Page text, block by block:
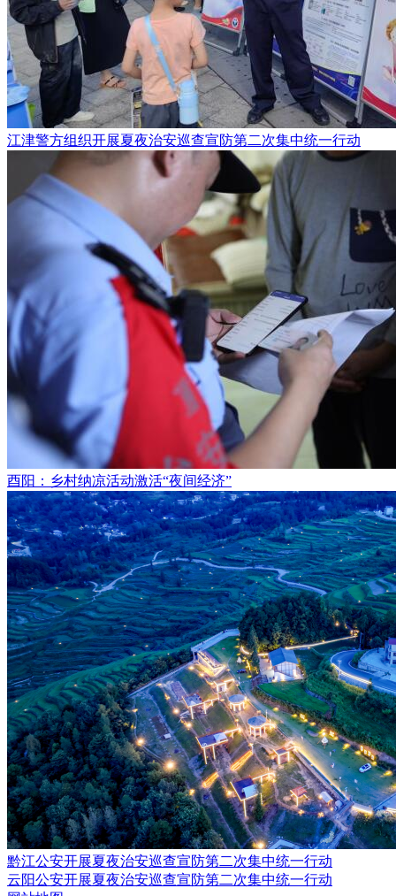
江津警方组织开展夏夜治安巡查宣防第二次集中统一行动
酉阳：乡村纳凉活动激活“夜间经济”
黔江公安开展夏夜治安巡查宣防第二次集中统一行动
云阳公安开展夏夜治安巡查宣防第二次集中统一行动